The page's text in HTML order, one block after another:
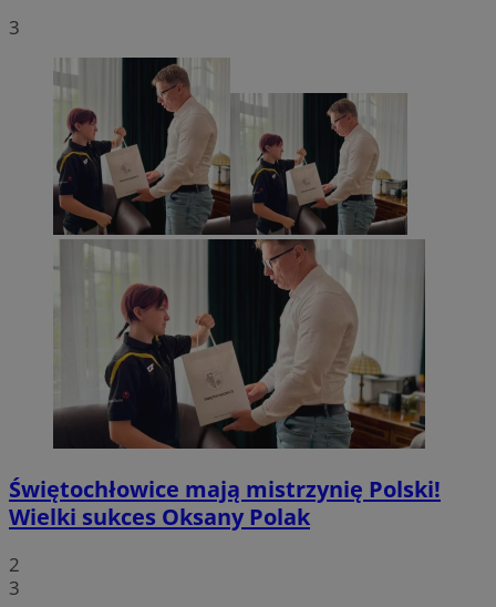
3
Świętochłowice mają mistrzynię Polski!
Wielki sukces Oksany Polak
2
3